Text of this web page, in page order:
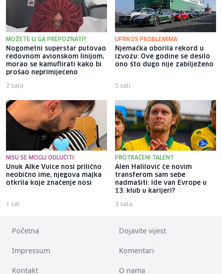
MOŽETE LI GA PREPOZNATI?
Nogometni superstar putovao
redovnom avionskom linijom,
morao se kamuflirati kako bi
prošao neprimijećeno
2 sata
UPRKOS PROBLEMIMA
Njemačka oborila rekord u
izvozu: Ove godine se desilo
ono što dugo nije zabilježeno
5 sati
NISU SE MOGLI ODLUČITI
Unuk Alke Vuice nosi prilično
neobično ime, njegova majka
otkrila koje značenje nosi
1 sat
PROTRAĆENI TALENT
Alen Halilović će novim
transferom sam sebe
nadmašiti: Ide van Evrope u
13. klub u karijeri?
3 sata
Početna Dojavite vijest
Impressum Komentari
Kontakt O nama